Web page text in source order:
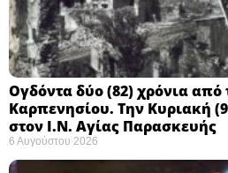
Ογδόντα δύο (82) χρόνια
Καρπενησίου. Την Κυριακή
στον Ι.Ν. Αγίας Παρασκευής
6 Αυγούστου 2026